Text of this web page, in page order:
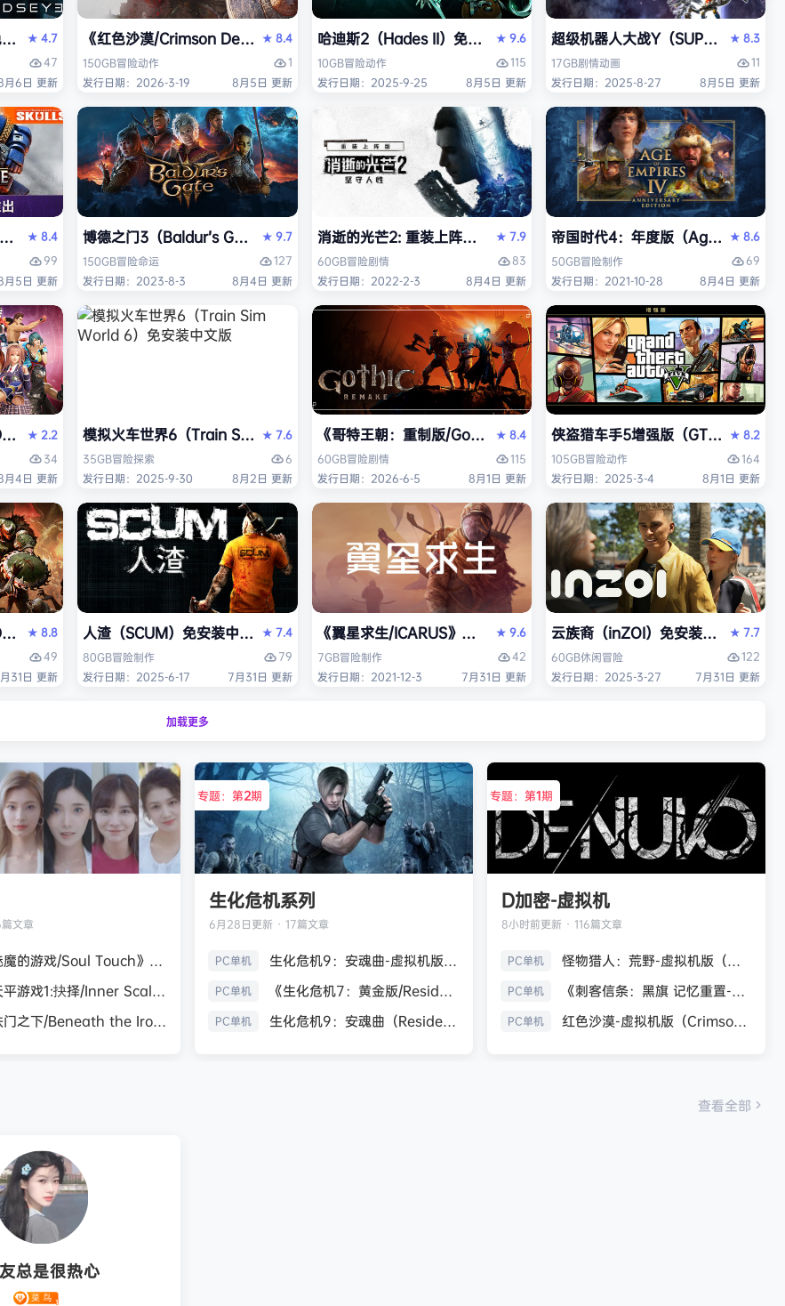
）免安装中文版
装中文版
★ 4.7
47
月6日 更新
《红色沙漠/Crimson Desert》免安装中文版
★8.4
150GB冒险动作
1
发行日期：2026-3-19
8月5日 更新
哈迪斯2（Hades II）免安装中文版
★9.6
10GB冒险动作
115
发行日期：2025-9-25
8月5日 更新
超级机器人大战Y（SUPER ★8.3
17GB剧情动画
11
发行日期：2025-8-27
8月5日 更新
Flag Resynced HYPERVISOR》免安装中文版
40,000: Space Marine 2）免安装中文版
★ 8.4
99
月5日 更新
博德之门3（Baldur’s Gate 3）免安装中文版
★9.7
150GB冒险命运
127
发行日期：2023-8-3
8月4日 更新
消逝的光芒2: 重装上阵版（Dying Light 2 Stay Human: Reloaded
★7.9
60GB冒险剧情
83
发行日期：2022-2-3
8月4日 更新
帝国时代4：年度版（Age of
★8.6
50GB冒险制作
69
发行日期：2021-10-28
8月4日 更新
OR ALIVE 6 Last Round》免安装中文版
★ 2.2
34
月4日 更新
模拟火车世界6（Train Sim World 6）免安装中文版
★7.6
35GB冒险探索
6
发行日期：2025-9-30
8月2日 更新
《哥特王朝：重制版/Gothic 1 Remake》免安装中文版
★8.4
60GB冒险剧情
115
发行日期：2026-6-5
8月1日 更新
侠盗猎车手5增强版（GTA5增强
★8.2
105GB冒险动作
164
发行日期：2025-3-4
8月1日 更新
The Dark Ages）免安装中文版
★ 8.8
49
31日 更新
人渣（SCUM）免安装中文版★7.4
80GB冒险制作
79
发行日期：2025-6-17
7月31日 更新
《翼星求生/ICARUS》免安装中文版
★9.6
7GB冒险制作
42
发行日期：2021-12-3
7月31日 更新
云族裔（inZOI）免安装中文版
★7.7
60GB休闲冒险
122
发行日期：2025-3-27
7月31日 更新
加载更多
文章
《魅魔的游戏/Soul Touch》免安装中文版
《天平游戏1:抉择/Inner Scales 1：Choice》免安装中文版
《铁门之下/Beneath the Iron Gate》免安装中文版
专题：第2期
生化危机系列
6月28日更新 · 17篇文章
PC单机 生化危机9：安魂曲-虚拟机版（Resident Evil Requiem HYPERVISOR）免安装中文版
PC单机 《生化危机7：黄金版/Resident Evil 7 Biohazard》免安装中文版
PC单机 生化危机9：安魂曲（Resident Evil Requiem）免安装中文版
专题：第1期
D加密-虚拟机
8小时前更新 · 116篇文章
PC单机 怪物猎人：荒野-虚拟机版（Monster Hunter Wilds HYPERVISOR）免安装中文版
PC单机 《刺客信条：黑旗 记忆重置-虚拟机版/Assassin’s Creed Black Flag Resynced HYPERVISOR》免安装中文版
PC单机 红色沙漠-虚拟机版（Crimson Desert HYPERVISOR）免安装中文版
查看全部
总是很热心